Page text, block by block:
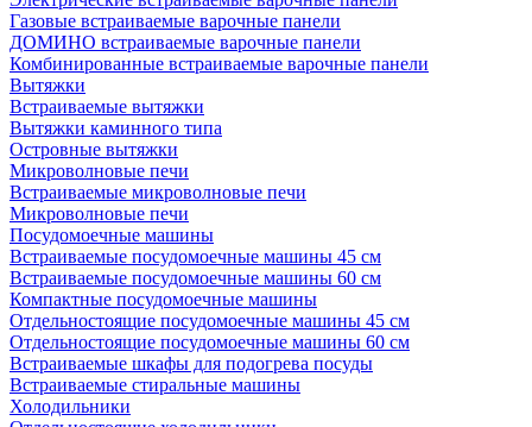
Газовые встраиваемые варочные панели
ДОМИНО встраиваемые варочные панели
Комбинированные встраиваемые варочные панели
Вытяжки
Встраиваемые вытяжки
Вытяжки каминного типа
Островные вытяжки
Микроволновые печи
Встраиваемые микроволновые печи
Микроволновые печи
Посудомоечные машины
Встраиваемые посудомоечные машины 45 см
Встраиваемые посудомоечные машины 60 см
Компактные посудомоечные машины
Отдельностоящие посудомоечные машины 45 см
Отдельностоящие посудомоечные машины 60 см
Встраиваемые шкафы для подогрева посуды
Встраиваемые стиральные машины
Холодильники